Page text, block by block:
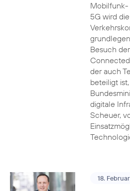
5G wird
Besuch
der auch
beteiligt
digitale
Scheuer,
18.